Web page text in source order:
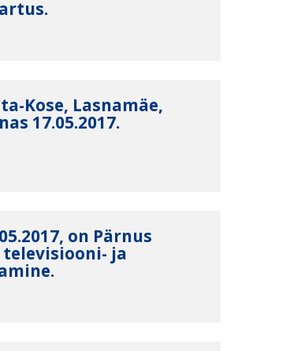
Kose, Lasnamäe,
17.05.2017.
on Pärnus
ja